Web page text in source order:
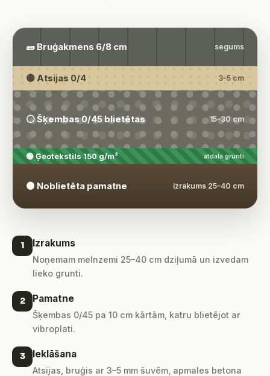
🧱 Bruģakmens 6/8 cm segums
🟡 Atsijas 0/4 3–5 cm
⚪ Šķembas 0/45 blietētas 15–30 cm
🟢 Ģeotekstils 150 g/m² atdala grunti
🟤 Noblietēta pamatne izrakums 25–40 cm
1 Izrakums
Noņemam melnzemi 25–40 cm dziļumā un izvedam
lieko grunti.
2 Pamatne
Šķembas 0/45 pa 10 cm kārtām, katru blietējot ar
vibroplati.
3 Ieklāšana
Atsijas, bruģis ar 3–5 mm šuvēm, apmales betona